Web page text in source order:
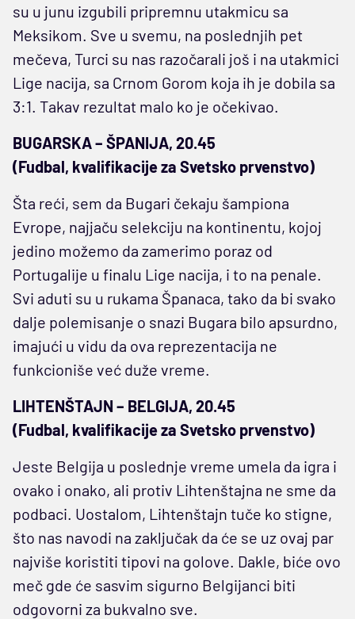
su u junu izgubili pripremnu utakmicu sa
Meksikom. Sve u svemu, na poslednjih pet
mečeva, Turci su nas razočarali još i na utakmici
Lige nacija, sa Crnom Gorom koja ih je dobila sa
3:1. Takav rezultat malo ko je očekivao.
BUGARSKA – ŠPANIJA, 20.45
(Fudbal, kvalifikacije za Svetsko prvenstvo)
Šta reći, sem da Bugari čekaju šampiona
Evrope, najjaču selekciju na kontinentu, kojoj
jedino možemo da zamerimo poraz od
Portugalije u finalu Lige nacija, i to na penale.
Svi aduti su u rukama Španaca, tako da bi svako
dalje polemisanje o snazi Bugara bilo apsurdno,
imajući u vidu da ova reprezentacija ne
funkcioniše već duže vreme.
LIHTENŠTAJN – BELGIJA, 20.45
(Fudbal, kvalifikacije za Svetsko prvenstvo)
Jeste Belgija u poslednje vreme umela da igra i
ovako i onako, ali protiv Lihtenštajna ne sme da
podbaci. Uostalom, Lihtenštajn tuče ko stigne,
što nas navodi na zaključak da će se uz ovaj par
najviše koristiti tipovi na golove. Dakle, biće ovo
meč gde će sasvim sigurno Belgijanci biti
odgovorni za bukvalno sve.